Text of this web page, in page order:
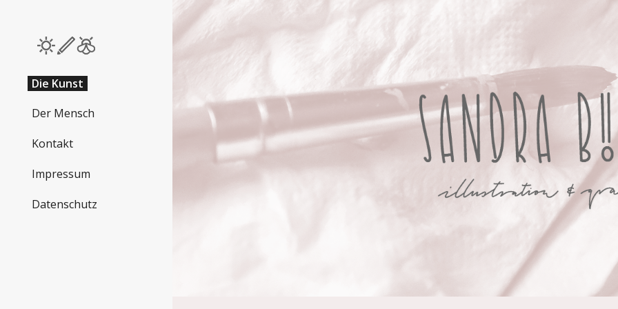
Die Kunst
Der Mensch
Kontakt
Impressum
Datenschutz